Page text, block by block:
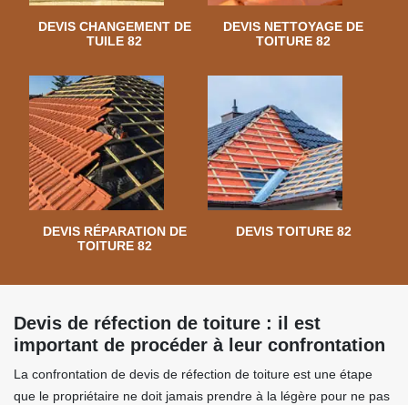
DEVIS CHANGEMENT DE
TUILE 82
DEVIS NETTOYAGE DE
TOITURE 82
DEVIS RÉPARATION DE
TOITURE 82
DEVIS TOITURE 82
Devis de réfection de toiture : il est
important de procéder à leur confrontation
La confrontation de devis de réfection de toiture est une étape
que le propriétaire ne doit jamais prendre à la légère pour ne pas